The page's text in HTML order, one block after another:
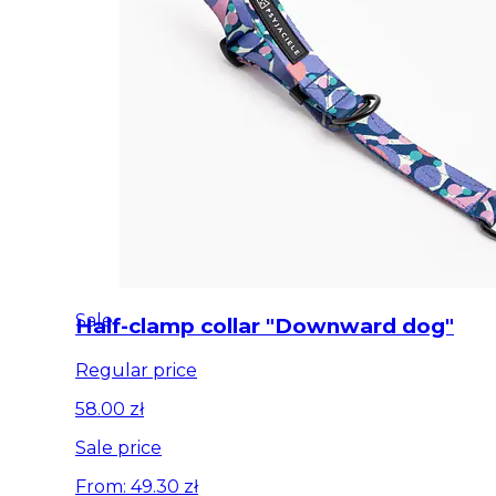
Sale
Half-clamp collar "Downward dog"
Regular price
58.00 zł
Sale price
From: 49.30 zł